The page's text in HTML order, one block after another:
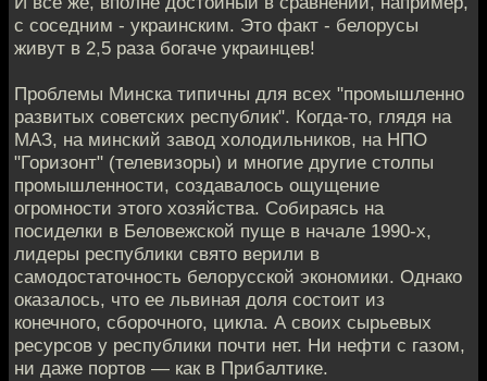
с соседним - украинским. Это факт - белорусы
живут в 2,5 раза богаче украинцев!
Проблемы Минска типичны для всех "промышленно
развитых советских республик". Когда-то, глядя на
МАЗ, на минский завод холодильников, на НПО
"Горизонт" (телевизоры) и многие другие столпы
промышленности, создавалось ощущение
огромности этого хозяйства. Собираясь на
посиделки в Беловежской пуще в начале 1990-х,
лидеры республики свято верили в
самодостаточность белорусской экономики. Однако
оказалось, что ее львиная доля состоит из
конечного, сборочного, цикла. А своих сырьевых
ресурсов у республики почти нет. Ни нефти с газом,
ни даже портов — как в Прибалтике.